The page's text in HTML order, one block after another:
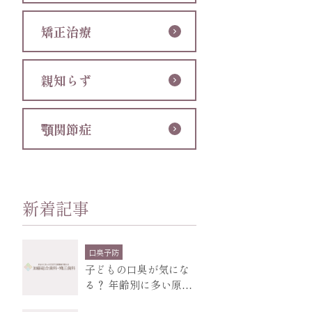
矯正治療
親知らず
顎関節症
新着記事
口臭予防
子どもの口臭が気にな
る？ 年齢別に多い原因